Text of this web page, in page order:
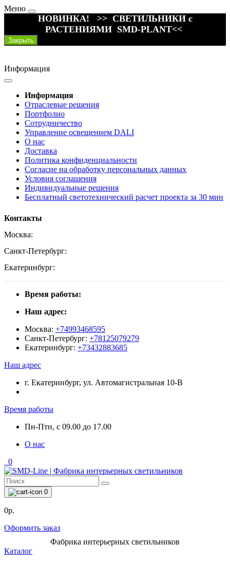
Меню
НОВИНКА! >> СВЕТИЛЬНИКИ с
РАСТЕНИЯМИ SMD-PLANT<<
Закрыть
Информация
Информация
Отраслевые решения
Портфолио
Сотрудничество
Управление освещением DALI
О нас
Доставка
Политика конфиденциальности
Согласие на обработку персональных данных
Условия соглашения
Индивидуальные решения
Бесплатный светотехнический расчет проекта за 30 мин
Контакты
Москва:
Санкт-Петербург:
Екатеринбург:
Время работы:
Наш адрес:
Москва: +74993468595
Санкт-Петербург: +78125079279
Екатеринбург: +73432883685
Наш адрес
г. Екатеринбург, ул. Автомагистральная 10-В
Время работы
Пн-Птн, с 09.00 до 17.00
О нас
0
0
0р.
Оформить заказ
Фабрика интерьерных светильников
Каталог